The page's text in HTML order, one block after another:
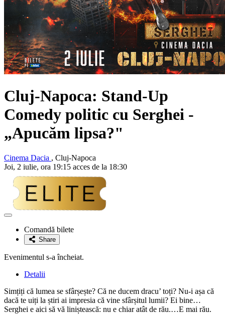
Cluj-Napoca: Stand-Up
Comedy politic cu Serghei -
„Apucăm lipsa?"
Cinema Dacia , Cluj-Napoca
Joi, 2 iulie, ora 19:15 acces de la 18:30
Adaugă
favoriteComandă bilete
Share
Evenimentul s-a încheiat.
Detalii
Simțiți că lumea se sfârșește? Că ne ducem dracu’ toți? Nu-i așa că
dacă te uiți la știri ai impresia că vine sfârșitul lumii? Ei bine…
Serghei e aici să vă liniștească: nu e chiar atât de rău.…E mai rău.